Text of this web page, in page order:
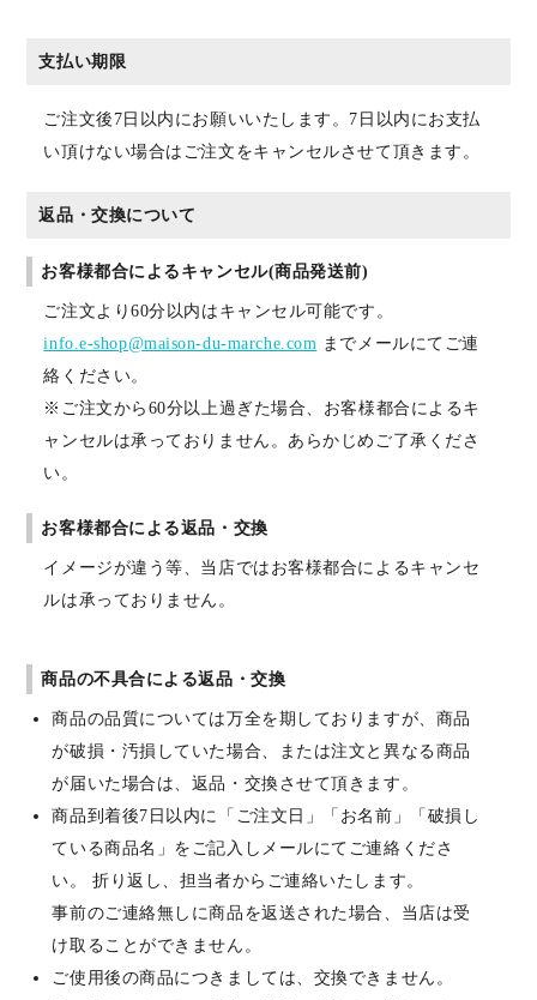
支払い期限
ご注文後7日以内にお願いいたします。7日以内にお支払
い頂けない場合はご注文をキャンセルさせて頂きます。
返品・交換について
お客様都合によるキャンセル(商品発送前)
ご注文より60分以内はキャンセル可能です。
info.e-shop@maison-du-marche.com までメールにてご連
絡ください。
※ご注文から60分以上過ぎた場合、お客様都合によるキ
ャンセルは承っておりません。あらかじめご了承くださ
い。
お客様都合による返品・交換
イメージが違う等、当店ではお客様都合によるキャンセ
ルは承っておりません。
商品の不具合による返品・交換
商品の品質については万全を期しておりますが、商品
が破損・汚損していた場合、または注文と異なる商品
が届いた場合は、返品・交換させて頂きます。
商品到着後7日以内に「ご注文日」「お名前」「破損し
ている商品名」をご記入しメールにてご連絡くださ
い。 折り返し、担当者からご連絡いたします。
事前のご連絡無しに商品を返送された場合、当店は受
け取ることができません。
ご使用後の商品につきましては、交換できません。